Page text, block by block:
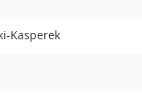
Kasperek